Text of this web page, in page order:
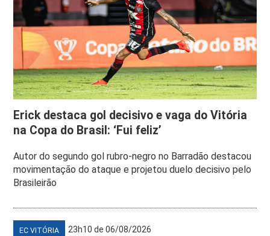
Erick destaca gol decisivo e vaga do Vitória
na Copa do Brasil: ‘Fui feliz’
Autor do segundo gol rubro-negro no Barradão destacou
movimentação do ataque e projetou duelo decisivo pelo
Brasileirão
EC VITÓRIA 23h10 de 06/08/2026